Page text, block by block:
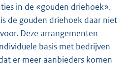
in de «gouden driehoek».
de gouden driehoek daar niet
Deze arrangementen
basis met bedrijven
er meer aanbieders komen